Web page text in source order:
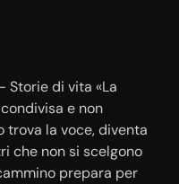
Storie di vita «La
e non
trova la voce, diventa
che non si scelgono
prepara per